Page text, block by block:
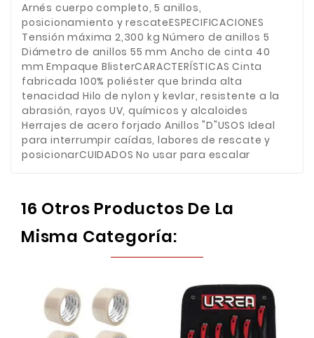
Arnés cuerpo completo, 5 anillos,
posicionamiento y rescateESPECIFICACIONES
Tensión máxima 2,300 kg Número de anillos 5
Diámetro de anillos 55 mm Ancho de cinta 40
mm Empaque BlisterCARACTERÍSTICAS Cinta
fabricada 100% poliéster que brinda alta
tenacidad Hilo de nylon y kevlar, resistente a la
abrasión, rayos UV, químicos y alcaloides
Herrajes de acero forjado Anillos "D"USOS Ideal
para interrumpir caídas, labores de rescate y
posicionarCUIDADOS No usar para escalar
16 Otros Productos De La
Misma Categoría: